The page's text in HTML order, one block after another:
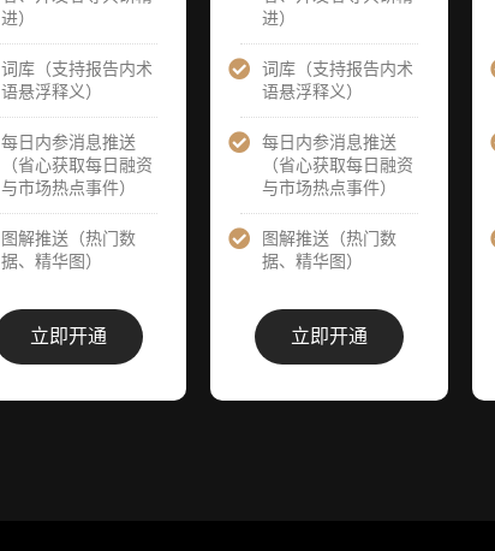
进）
词库（支持报告内术
语悬浮释义）
每日内参消息推送
（省心获取每日融资
与市场热点事件）
图解推送（热门数
据、精华图）
立即开通
进）
词库（支持报告内术
语悬浮释义）
每日内参消息推送
（省心获取每日融资
与市场热点事件）
图解推送（热门数
据、精华图）
立即开通
提前解锁）
分析师 1 对 1
沟通（1 小
时，话题需审
核）
分析师专属答
疑服务（3 次
提问，话题需
审核）
查阅分析师答
疑精华汇总栏
目（精选高价
提前解锁）
分析师 1 对 1
沟通（1 小
时，话题需审
核）
分析师专属答
疑服务（3 次
提问，话题需
查阅分析师答
疑精华汇总栏
目（精选高价
分析师 1 对 1
时，话题需审
核）
疑服务（6 次
提问，话题需
查阅分析师答
疑精华汇总栏
目（精选高价